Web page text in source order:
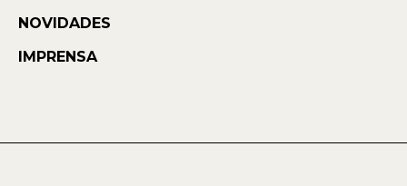
NOVIDADES
IMPRENSA